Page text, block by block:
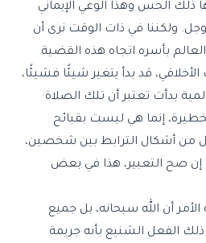
الحس وهذا الوعي الإيماني
ولكننا في ذات الوقت نرى أن
بأسره اتجاه هذه القضية
الأخلاقي، قد بدأ يتغير شيئًا فشيئًا،
بدأت تعتبر أن تلك الصلاة
إنما هي ليست بقبائح
من أشكال الترابط بين شخصين،
صح التعبير، هذا في بعض
أن الله سبحانه، بل جميع
الفعل الشنيع بأنه جريمة